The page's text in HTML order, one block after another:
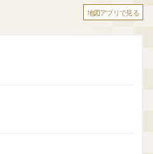
地図アプリで見る